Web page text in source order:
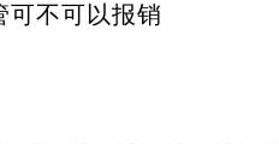
可不可以报销